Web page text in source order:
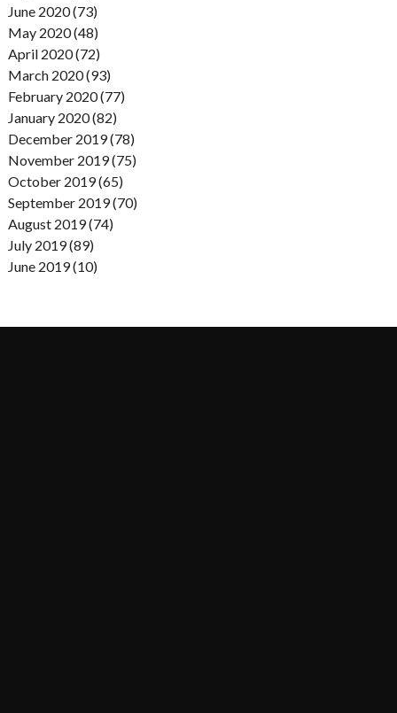
June 2020 (73)
May 2020 (48)
April 2020 (72)
March 2020 (93)
February 2020 (77)
January 2020 (82)
December 2019 (78)
November 2019 (75)
October 2019 (65)
September 2019 (70)
August 2019 (74)
July 2019 (89)
June 2019 (10)